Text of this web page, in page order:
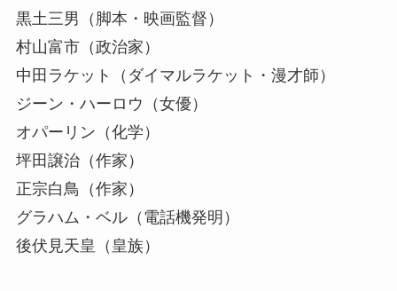
黒土三男（脚本・映画監督）
村山富市（政治家）
中田ラケット（ダイマルラケット・漫才師）
ジーン・ハーロウ（女優）
オパーリン（化学）
坪田譲治（作家）
正宗白鳥（作家）
グラハム・ベル（電話機発明）
後伏見天皇（皇族）